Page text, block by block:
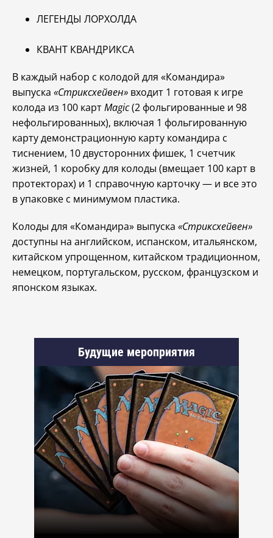
ЛЕГЕНДЫ ЛОРХОЛДА
КВАНТ КВАНДРИКСА
В каждый набор с колодой для «Командира»
выпуска «Стриксхейвен» входит 1 готовая к игре
колода из 100 картMagic(2 фольгированные и 98
нефольгированных), включая 1 фольгированную
карту демонстрационную карту командира с
тиснением, 10 двусторонних фишек, 1 счетчик
жизней, 1 коробку для колоды (вмещает 100 карт в
протекторах) и 1 справочную карточку — и все это
в упаковке с минимумом пластика.
Колоды для «Командира» выпуска «Стриксхейвен»
доступны на английском, испанском, итальянском,
китайском упрощенном, китайском традиционном,
немецком, португальском, русском, французском и
японском языках.
Будущие мероприятия